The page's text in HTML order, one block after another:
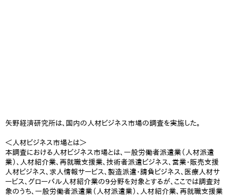
矢野経済研究所は、国内の人材ビジネス市場の調査を実施した。
＜人材ビジネス市場とは＞
本調査における人材ビジネス市場とは、一般労働者派遣業（人材派遣
業）、人材紹介業、再就職支援業、技術者派遣ビジネス、営業・販売支援
人材ビジネス、求人情報サービス、製造派遣・請負ビジネス、医療人材サ
ービス、グローバル人材紹介業の9分野を対象とするが、ここでは調査対
象のうち、一般労働者派遣業（人材派遣業）、人材紹介業、再就職支援業